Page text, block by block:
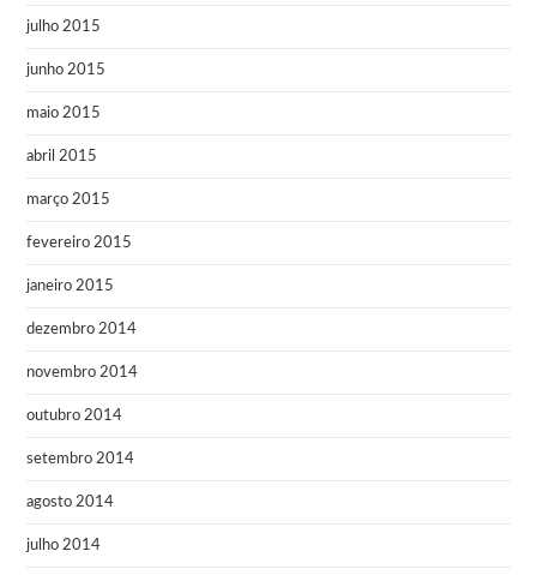
julho 2015
junho 2015
maio 2015
abril 2015
março 2015
fevereiro 2015
janeiro 2015
dezembro 2014
novembro 2014
outubro 2014
setembro 2014
agosto 2014
julho 2014